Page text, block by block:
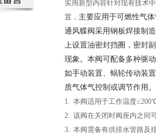
实用新型内容针对现有技术
置， 主要应用于可燃性气
通风蝶阀采用钢板焊接制
上设置油密封挡圈，密封
现象。本阀可配备多种驱
如手动装置、蜗轮传动装
质气体气控制或调节作用。
1. 本阀适用于工作温度
2. 该阀在关闭时阀座内之间
3. 本阀需备有供排水管路及